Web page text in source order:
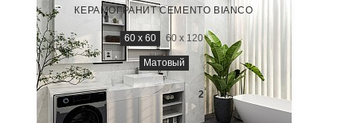
КЕРАМОГРАНИТ CEMENTO BIANCO
60 x 60 60 x 120
Матовый
2 200 ₽/м 2